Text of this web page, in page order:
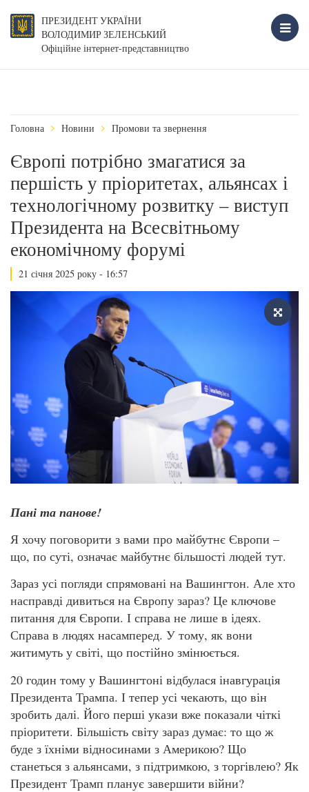
ПРЕЗИДЕНТ УКРАЇНИ
ВОЛОДИМИР ЗЕЛЕНСЬКИЙ
Офіційне інтернет-представництво
Головна Новини Промови та звернення
Європі потрібно змагатися за
першість у пріоритетах, альянсах і
технологічному розвитку – виступ
Президента на Всесвітньому
економічному форумі
21 січня 2025 року - 16:57
Пані та панове!
Я хочу поговорити з вами про майбутнє Європи –
що, по суті, означає майбутнє більшості людей тут.
Зараз усі погляди спрямовані на Вашингтон. Але хто
насправді дивиться на Європу зараз? Це ключове
питання для Європи. І справа не лише в ідеях.
Справа в людях насамперед. У тому, як вони
житимуть у світі, що постійно змінюється.
20 годин тому у Вашингтоні відбулася інавгурація
Президента Трампа. І тепер усі чекають, що він
зробить далі. Його перші укази вже показали чіткі
пріоритети. Більшість світу зараз думає: то що ж
буде з їхніми відносинами з Америкою? Що
станеться з альянсами, з підтримкою, з торгівлею? Як
Президент Трамп планує завершити війни?